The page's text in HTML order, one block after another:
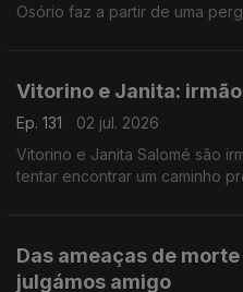
Osório faz a partir de uma
Vitorino e Janita:
Ep. 131
02 jul. 2026
Vitorino e Janita Salomé são
tentar encontrar um caminho
Das ameaças de
julgámos amigo